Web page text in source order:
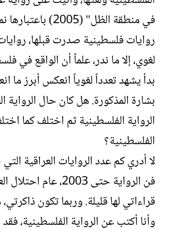
ا
ءفي منطقة الظل"
روايات فلسطينية صدرت قبلها،
بدأ يشهد تعدداً لغوياً انعكس أبرز ما
بشارة المذكورة. هل كان حال الرواية
الرواية الفلسطينية ثم اختلف كما
الفلسطينية؟
لا أدري كم عدد الروايات العراقية
فن الرواية حتى 2003،
قراءاتي لها قليلة. وربما تكون ذاكرتي،
وأنا أكتب عن الرواية الفلسطينية،